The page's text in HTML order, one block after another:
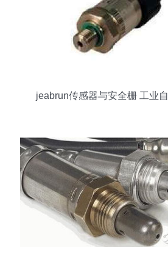
jeabrun传感器与安全栅 工业